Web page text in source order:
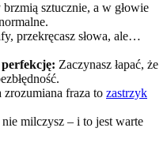
sztucznie, a w głowie
przekręcasz słowa, ale…
Zaczynasz łapać, że
zrozumiana fraza to zastrzyk
milczysz – i to jest warte